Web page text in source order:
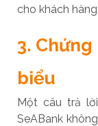
cho khách hàng.
3.
biểu
Một câu trả
SeABank